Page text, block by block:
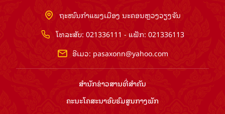
ຖະໜົນກຳແພງເມືອງ ນະຄອນຫຼວງວຽງຈັນ
ໂທລະສັບ: 021336111 - ແຟັກ: 021336113
ອີເມວ: pasaxonn@yahoo.com
ສຳ​ນັກ​ຂ່າວ​ສານ​ທີ່​ສຳ​ຄັນ​
ຄະນະໂຄສະນາອົບຮົມ​ສູນ​ກາງ​ພັກ